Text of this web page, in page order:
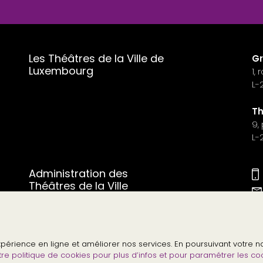
Les Théâtres de la Ville de
Luxembourg
1,
L-
9,
L-
Administration des
Théâtres de la Ville
Contact Presse
en ligne et améliorer nos services. En poursuivant votre
politique de cookies pour plus d’infos et pour paramétrer les